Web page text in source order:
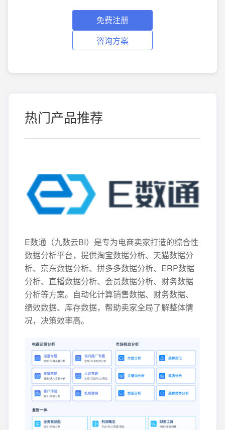
免费注册
咨询方案
热门产品推荐
E数通（九数云BI）是专为电商卖家打造的综合性
数据分析平台，提供淘宝数据分析、天猫数据分
析、京东数据分析、拼多多数据分析、ERP数据
分析、直播数据分析、会员数据分析、财务数据
分析等方案。自动化计算销售数据、财务数据、
绩效数据、库存数据，帮助卖家全局了解整体情
况，决策效率高。